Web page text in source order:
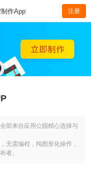
作App 注册
部来自应用公园精心选择与
无需编程，纯图形化操作，
者。